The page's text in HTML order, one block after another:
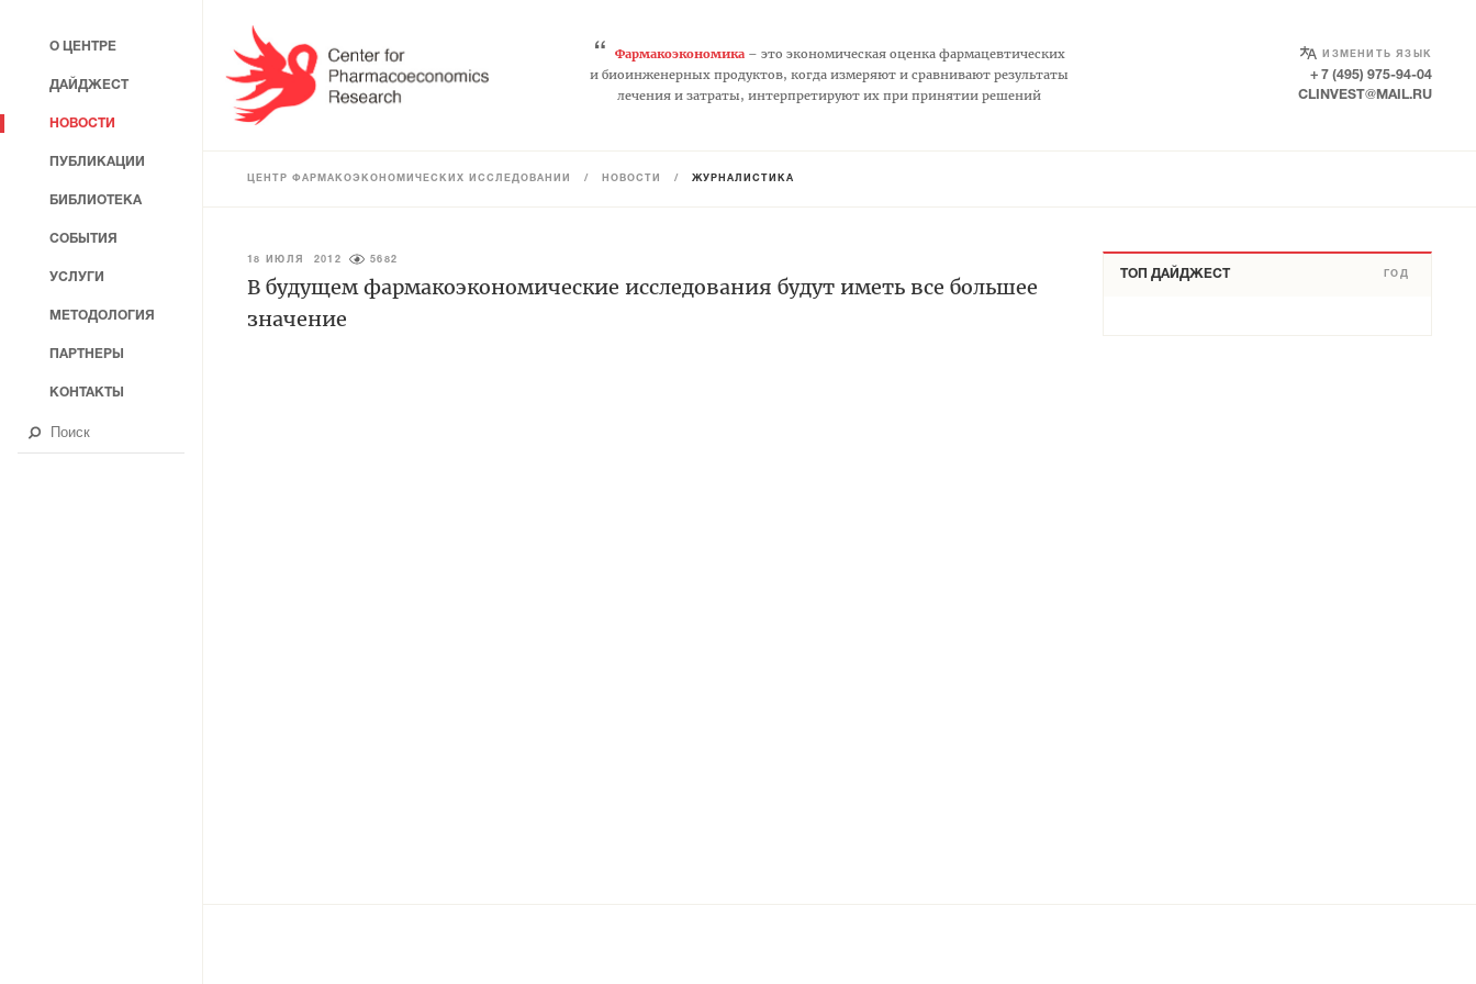
“ Фармакоэкономика– это экономическая оценка фармацевтических
и биоинженерных продуктов, когда измеряют и сравнивают результаты
лечения и затраты, интерпретируют их при принятии решений
ИЗМЕНИТЬ ЯЗЫК
SELECT LANGUAGE
+ 7 (495) 975-94-04
CLINVEST@MAIL.RU
ЦЕНТР ФАРМАКОЭКОНОМИЧЕСКИХ ИССЛЕДОВАНИЙ / НОВОСТИ / ЖУРНАЛИСТИКА
18 ИЮЛЯ 2012 5682
В будущем фармакоэкономические исследования будут иметь все большее
значение
ТОП ДАЙДЖЕСТ ГОД
О ЦЕНТРЕ
ДАЙДЖЕСТ
НОВОСТИ
ПУБЛИКАЦИИ
БИБЛИОТЕКА
СОБЫТИЯ
УСЛУГИ
МЕТОДОЛОГИЯ
ПАРТНЕРЫ
КОНТАКТЫ